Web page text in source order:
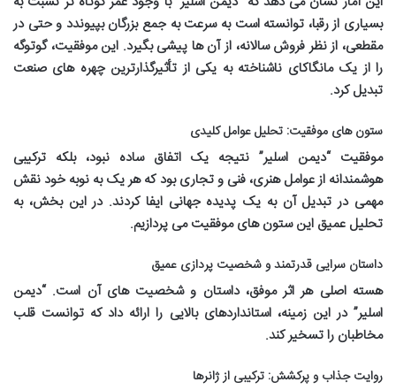
بسیاری از رقبا، توانسته است به سرعت به جمع بزرگان بپیوندد و حتی در
مقطعی، از نظر فروش سالانه، از آن ها پیشی بگیرد. این موفقیت، گوتوگه
را از یک مانگاکای ناشناخته به یکی از تأثیرگذارترین چهره های صنعت
تبدیل کرد.
ستون های موفقیت: تحلیل عوامل کلیدی
موفقیت “دیمن اسلیر” نتیجه یک اتفاق ساده نبود، بلکه ترکیبی
هوشمندانه از عوامل هنری، فنی و تجاری بود که هر یک به نوبه خود نقش
مهمی در تبدیل آن به یک پدیده جهانی ایفا کردند. در این بخش، به
تحلیل عمیق این ستون های موفقیت می پردازیم.
داستان سرایی قدرتمند و شخصیت پردازی عمیق
هسته اصلی هر اثر موفق، داستان و شخصیت های آن است. “دیمن
اسلیر” در این زمینه، استانداردهای بالایی را ارائه داد که توانست قلب
مخاطبان را تسخیر کند.
روایت جذاب و پرکشش: ترکیبی از ژانرها